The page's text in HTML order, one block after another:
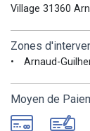
Village 31360
Zones
Arnaud-
Moyen de